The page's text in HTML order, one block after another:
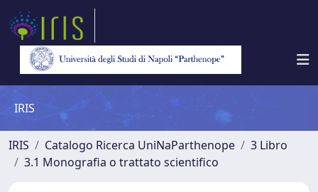
IRIS
IRIS Catalogo Ricerca UniNaParthenope
3 Libro
3.1 Monografia o trattato scientifico